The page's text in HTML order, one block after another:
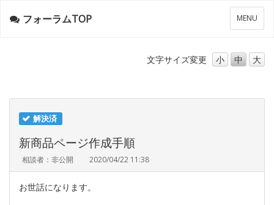
メ
ニ
ー
MENU
フォーラムTOP
文字サイズ変更 小 中 大
解決済
新商品ページ作成手順
相談者：非公開 2020/04/22 11:38
お世話になります。